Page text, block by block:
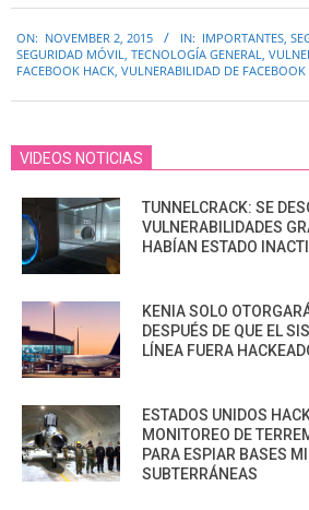
11-
02
ON: NOVEMBER 2, 2015 IN: IMPORTANTES,
SEGURIDAD MÓVIL, TECNOLOGÍA GENERAL,
FACEBOOK HACK, VULNERABILIDAD DE FACEBOOK
VIDEOS NOTICIAS
TUNNELCRACK: SE
VULNERABILIDADES
HABÍAN ESTADO
KENIA SOLO
DESPUÉS DE QUE EL
LÍNEA FUERA
ESTADOS UNIDOS
MONITOREO DE
PARA ESPIAR BASES
SUBTERRÁNEAS